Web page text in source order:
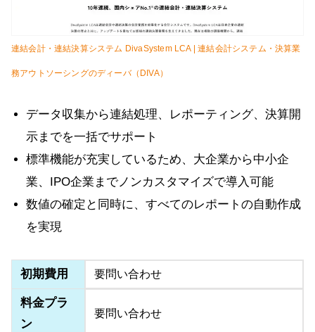
連結会計・連結決算システム DivaSystem LCA | 連結会計システム・決算業
務アウトソーシングのディーバ（DIVA）
データ収集から連結処理、レポーティング、決算開
示までを一括でサポート
標準機能が充実しているため、大企業から中小企
業、IPO企業までノンカスタマイズで導入可能
数値の確定と同時に、すべてのレポートの自動作成
を実現
初期費用 要問い合わせ
料金プラ
ン
要問い合わせ